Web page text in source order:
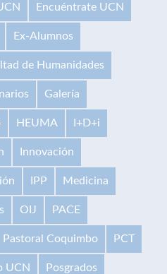
Encuéntrate UCN
Ex-Alumnos
de Humanidades
Galería
HEUMA I+D+i
Innovación
IPP Medicina
OIJ PACE
Pastoral Coquimbo PCT
UCN Posgrados